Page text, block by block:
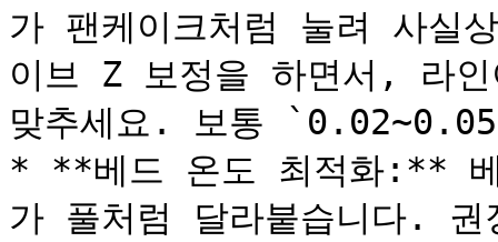
가 팬케이크처럼 눌려 사실
이브 Z 보정을 하면서, 라
맞추세요. 보통
* **베드 온도 최적화:** 베
가 풀처럼 달라붙습니다.